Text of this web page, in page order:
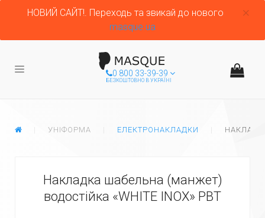
НОВИЙ САЙТ!. Переходь та звикай до нового
masque.ua
0 800 33-39-39
БЕЗКОШТОВНО В УКРАЇНІ
ГЛАВНАЯУНІФОРМА ЕЛЕКТРОНАКЛАДКИ
Накладка шабельна (манжет)
водостійка «WHITE INOX» PBT